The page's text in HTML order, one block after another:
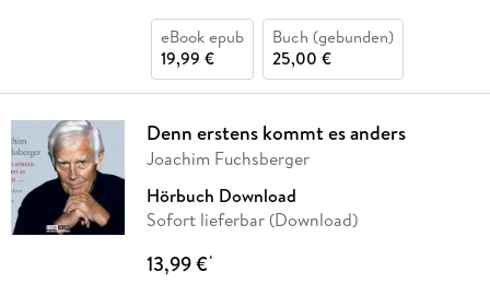
eBook epub
19,99 €
Buch (gebunden)
25,00 €
Denn erstens kommt es anders
Joachim Fuchsberger
Hörbuch Download
Sofort lieferbar (Download)
13,99 €*